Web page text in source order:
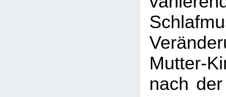
Mutter-
nach